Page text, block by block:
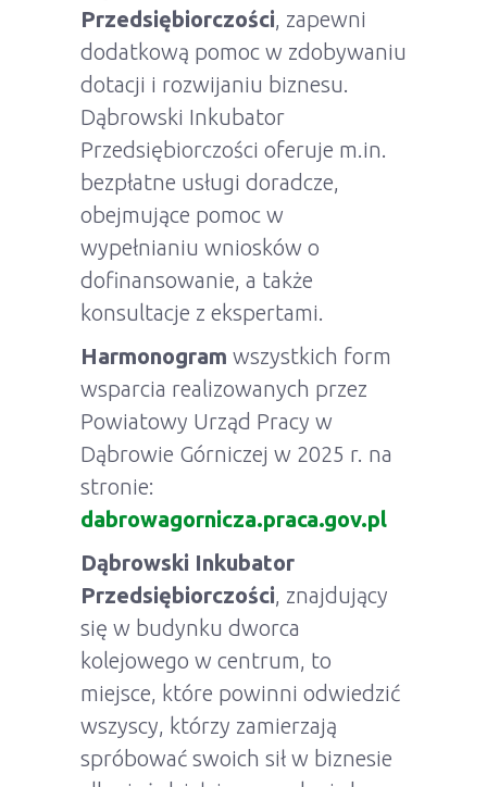
Przedsiębiorczości , zapewni
dodatkową pomoc w zdobywaniu
dotacji i rozwijaniu biznesu.
Dąbrowski Inkubator
Przedsiębiorczości oferuje m.in.
bezpłatne usługi doradcze,
obejmujące pomoc w
wypełnianiu wniosków o
dofinansowanie, a także
konsultacje z ekspertami.
Harmonogram wszystkich form
wsparcia realizowanych przez
Powiatowy Urząd Pracy w
Dąbrowie Górniczej w 2025 r. na
stronie:
dabrowagornicza.praca.gov.pl
Dąbrowski Inkubator
Przedsiębiorczości , znajdujący
się w budynku dworca
kolejowego w centrum, to
miejsce, które powinni odwiedzić
wszyscy, którzy zamierzają
spróbować swoich sił w biznesie